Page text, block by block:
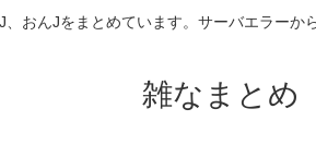
おんJをまとめています。サーバエラー
雑なまとめ